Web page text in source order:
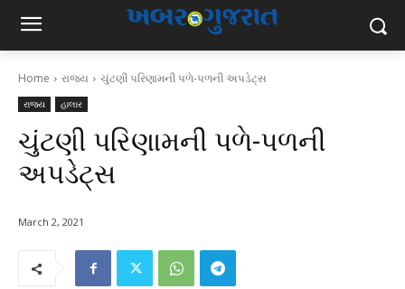
Home રાજ્ય ચુંટણી પરિણામની પળે-પળની અપડેટ્સ
રાજ્ય હાલાર
ચુંટણી પરિણામની પળે-પળની
અપડેટ્સ
March 2, 2021